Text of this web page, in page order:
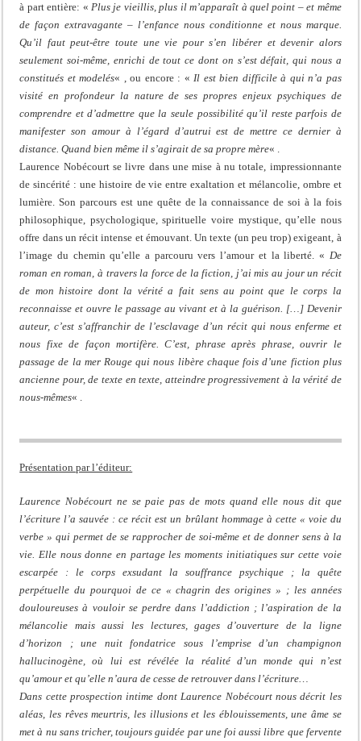
à part entière: « Plus je vieillis, plus il m’apparaît à quel point – et même
de façon extravagante – l’enfance nous conditionne et nous marque.
Qu’il faut peut-être toute une vie pour s’en libérer et devenir alors
seulement soi-même, enrichi de tout ce dont on s’est défait, qui nous a
constitués et modelés« , ou encore : «Il est bien difficile à qui n’a pas
visité en profondeur la nature de ses propres enjeux psychiques de
comprendre et d’admettre que la seule possibilité qu’il reste parfois de
manifester son amour à l’égard d’autrui est de mettre ce dernier à
distance. Quand bien même il s’agirait de sa propre mère« .
Laurence Nobécourt se livre dans une mise à nu totale, impressionnante
de sincérité : une histoire de vie entre exaltation et mélancolie, ombre et
lumière. Son parcours est une quête de la connaissance de soi à la fois
philosophique, psychologique, spirituelle voire mystique, qu’elle nous
offre dans un récit intense et émouvant. Un texte (un peu trop) exigeant, à
l’image du chemin qu’elle a parcouru vers l’amour et la liberté. « De
roman en roman, à travers la force de la fiction, j’ai mis au jour un récit
de mon histoire dont la vérité a fait sens au point que le corps la
reconnaisse et ouvre le passage au vivant et à la guérison. […] Devenir
auteur, c’est s’affranchir de l’esclavage d’un récit qui nous enferme et
nous fixe de façon mortifère. C’est, phrase après phrase, ouvrir le
passage de la mer Rouge qui nous libère chaque fois d’une fiction plus
ancienne pour, de texte en texte, atteindre progressivement à la vérité de
nous-mêmes« .
Présentation par l’éditeur:
Laurence Nobécourt ne se paie pas de mots quand elle nous dit que
l’écriture l’a sauvée : ce récit est un brûlant hommage à cette « voie du
verbe » qui permet de se rapprocher de soi-même et de donner sens à la
vie. Elle nous donne en partage les moments initiatiques sur cette voie
escarpée : le corps exsudant la souffrance psychique ; la quête
perpétuelle du pourquoi de ce « chagrin des origines » ; les années
douloureuses à vouloir se perdre dans l’addiction ; l’aspiration de la
mélancolie mais aussi les lectures, gages d’ouverture de la ligne
d’horizon ; une nuit fondatrice sous l’emprise d’un champignon
hallucinogène, où lui est révélée la réalité d’un monde qui n’est
qu’amour et qu’elle n’aura de cesse de retrouver dans l’écriture…
Dans cette prospection intime dont Laurence Nobécourt nous décrit les
aléas, les rêves meurtris, les illusions et les éblouissements, une âme se
met à nu sans tricher, toujours guidée par une foi aussi libre que fervente